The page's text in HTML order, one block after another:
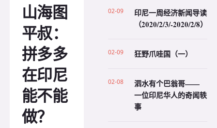
山海图
平叔：
拼多多
在印尼
能不能
做？
02-09
印尼一周经济新闻导读
（2020/2/3/-2020/2/8）
02-09 狂野爪哇国（一）
02-08
泗水有个巴翁哥——
一位印尼华人的奇闻轶
事